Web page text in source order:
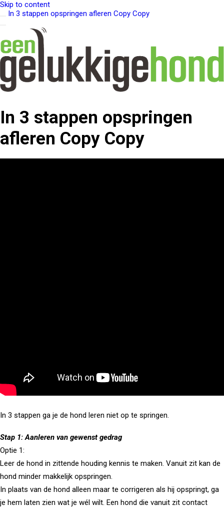
Skip to content
In 3 stappen opspringen afleren Copy Copy
In 3 stappen opspringen
afleren Copy Copy
In 3 stappen ga je de hond leren niet op te springen.
Stap 1: Aanleren van gewenst gedrag
Optie 1:
Leer de hond in zittende houding kennis te maken. Vanuit zit kan de
hond minder makkelijk opspringen.
In plaats van de hond alleen maar te corrigeren als hij opspringt, ga
je hem laten zien wat je wél wilt. Een hond die vanuit zit contact